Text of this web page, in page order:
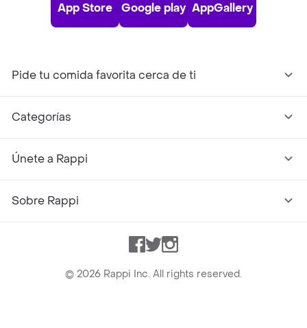
App Store Google play AppGallery
Pide tu comida favorita cerca de ti
Categorías
Únete a Rappi
Sobre Rappi
Facebook
TwitterInstagram
© 2026 Rappi Inc. All rights reserved.